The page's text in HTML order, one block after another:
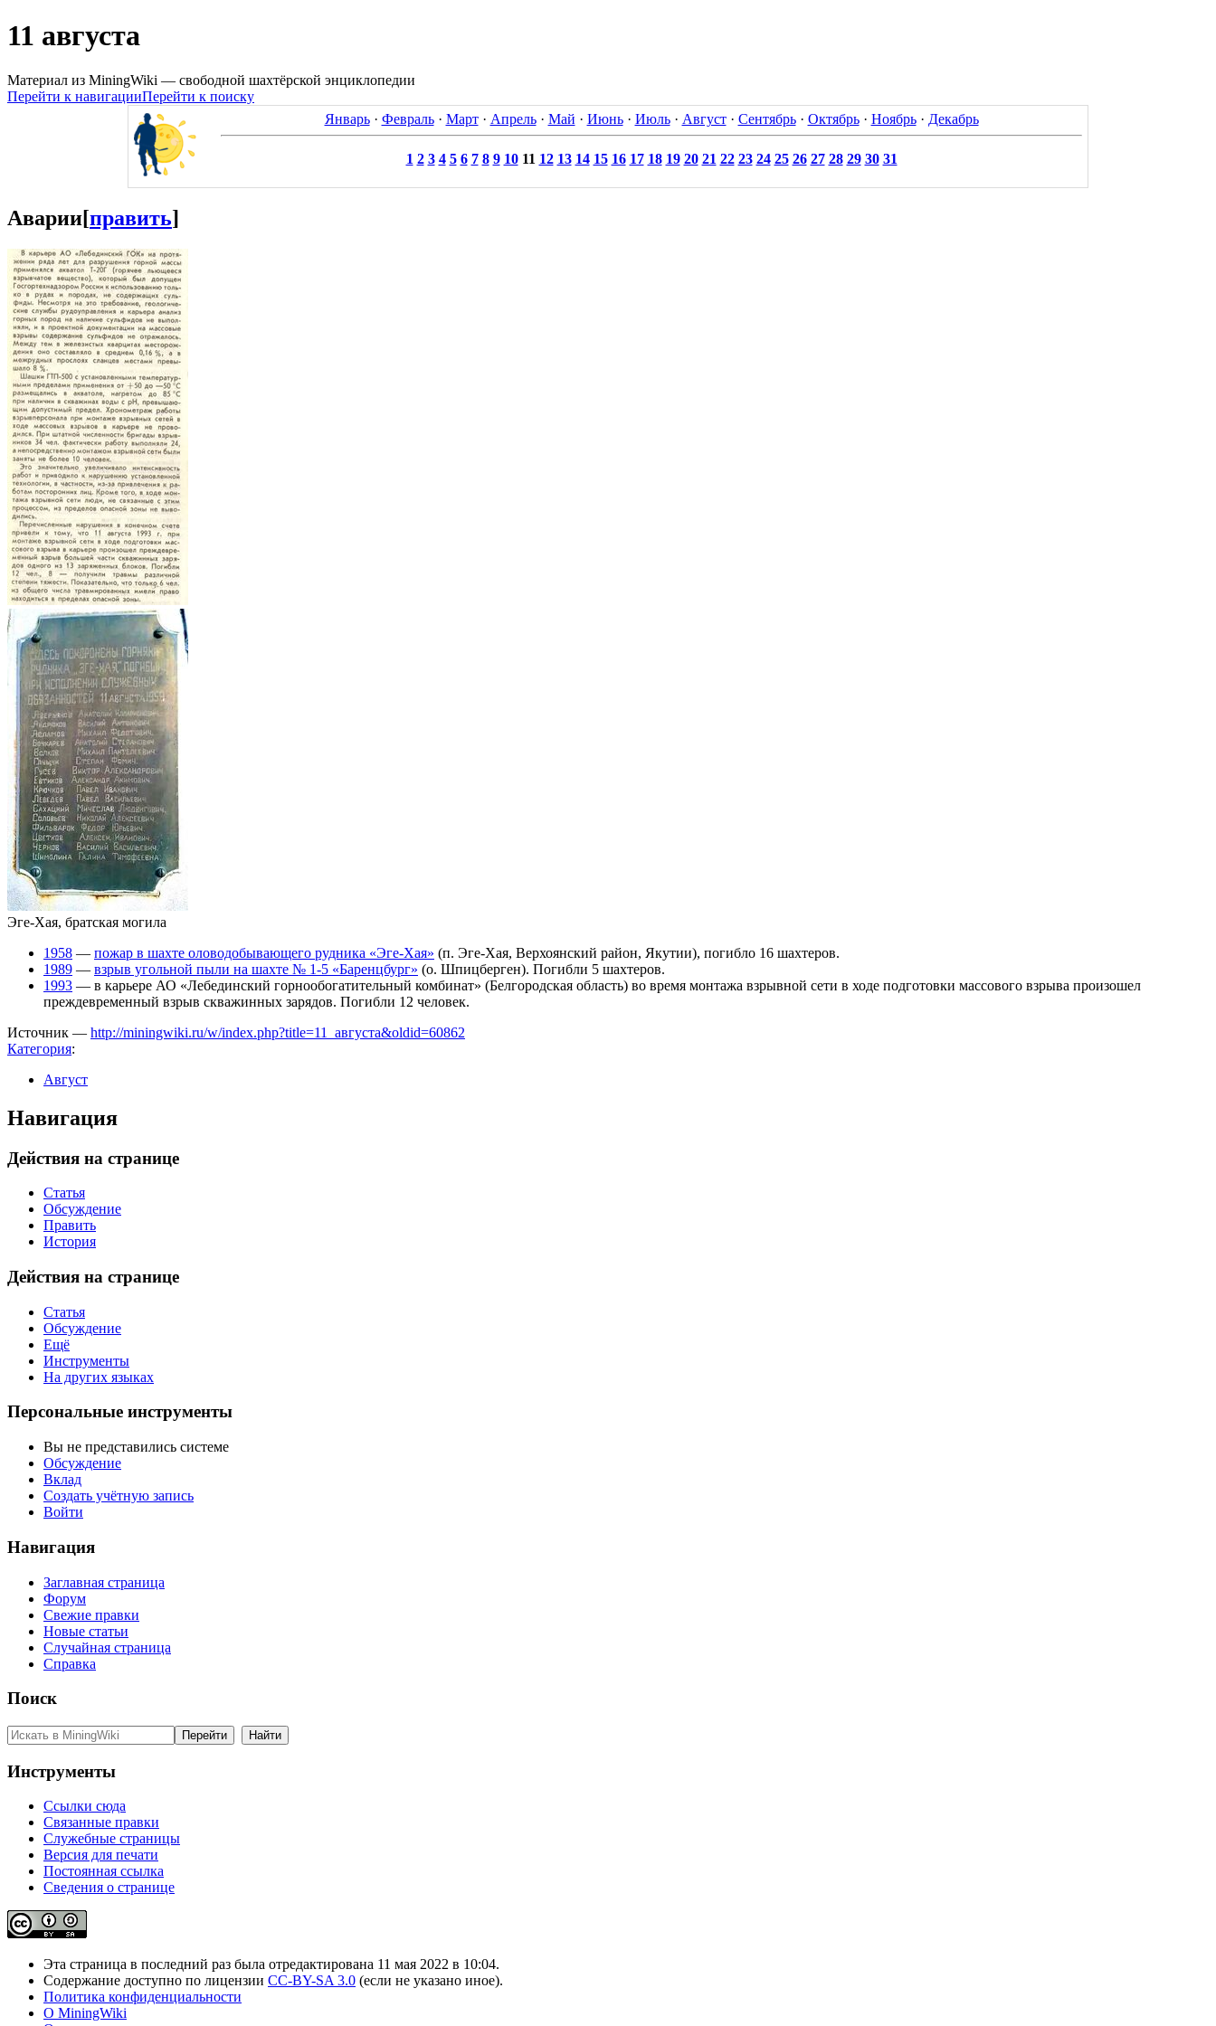
11 августа
Материал из MiningWiki — свободной шахтёрской энциклопедии
Перейти к навигацииПерейти к поиску
Январь· Февраль· Март· Апрель· Май · Июнь· Июль· Август· Сентябрь· Октябрь· Ноябрь· Декабрь
1 2 3 4 5 6 7 8 9 10 11 12 13 14 15 16 17 18 19 20 21 22 23 24 25 26 27 28 29 30 31
Аварии[править]
Эге-Хая, братская могила
1958 — пожар в шахте оловодобывающего рудника «Эге-Хая» (п. Эге-Хая, Верхоянский район, Якутии), погибло 16 шахтеров.
1989 — взрыв угольной пыли на шахте № 1-5 «Баренцбург» (о. Шпицберген). Погибли 5 шахтеров.
1993 — в карьере АО «Лебединский горнообогатительный комбинат» (Белгородская область) во время монтажа взрывной сети в ходе подготовки массового взрыва произошел
преждевременный взрыв скважинных зарядов. Погибли 12 человек.
Источник — http://miningwiki.ru/w/index.php?title=11_августа&oldid=60862
Категория:
Август
Навигация
Действия на странице
Статья
Обсуждение
Править
История
Действия на странице
Статья
Обсуждение
Ещё
Инструменты
На других языках
Персональные инструменты
Вы не представились системе
Обсуждение
Вклад
Создать учётную запись
Войти
Навигация
Заглавная страница
Форум
Свежие правки
Новые статьи
Случайная страница
Справка
Поиск
Инструменты
Ссылки сюда
Связанные правки
Служебные страницы
Версия для печати
Постоянная ссылка
Сведения о странице
Эта страница в последний раз была отредактирована 11 мая 2022 в 10:04.
Содержание доступно по лицензии CC-BY-SA 3.0 (если не указано иное).
Политика конфиденциальности
О MiningWiki